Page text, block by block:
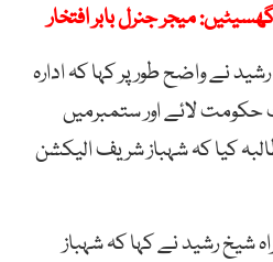
میجر جنرل بابر افتخار
نے واضح طورپر کہا کہ ادارہ
لائے اور ستمبرمیں
کیا کہ شہباز شریف الیکشن
شیخ رشید نے کہا کہ شہباز